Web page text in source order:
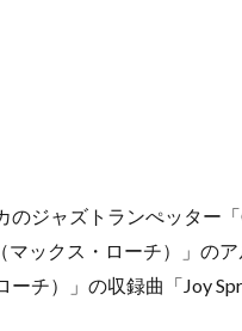
のジャズトランぺッター
マックス・ローチ）」の
ーチ）」の収録曲「Joy